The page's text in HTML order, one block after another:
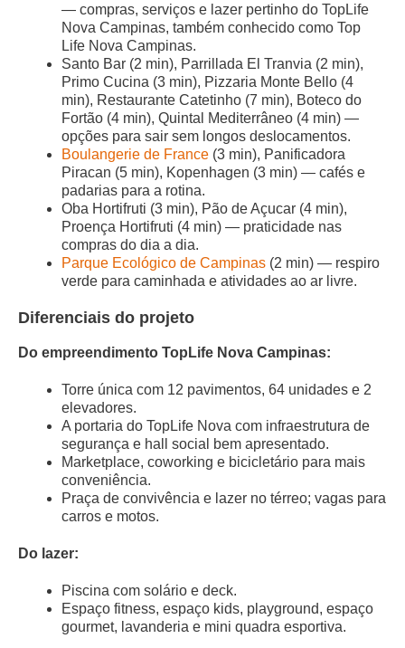
— compras, serviços e lazer pertinho do TopLife
Nova Campinas, também conhecido como Top
Life Nova Campinas.
Santo Bar (2 min), Parrillada El Tranvia (2 min),
Primo Cucina (3 min), Pizzaria Monte Bello (4
min), Restaurante Catetinho (7 min), Boteco do
Fortão (4 min), Quintal Mediterrâneo (4 min) —
opções para sair sem longos deslocamentos.
Boulangerie de France (3 min), Panificadora
Piracan (5 min), Kopenhagen (3 min) — cafés e
padarias para a rotina.
Oba Hortifruti (3 min), Pão de Açucar (4 min),
Proença Hortifruti (4 min) — praticidade nas
compras do dia a dia.
Parque Ecológico de Campinas (2 min) — respiro
verde para caminhada e atividades ao ar livre.
Diferenciais do projeto
Do empreendimento TopLife Nova Campinas:
Torre única com 12 pavimentos, 64 unidades e 2
elevadores.
A portaria do TopLife Nova com infraestrutura de
segurança e hall social bem apresentado.
Marketplace, coworking e bicicletário para mais
conveniência.
Praça de convivência e lazer no térreo; vagas para
carros e motos.
Do lazer:
Piscina com solário e deck.
Espaço fitness, espaço kids, playground, espaço
gourmet, lavanderia e mini quadra esportiva.